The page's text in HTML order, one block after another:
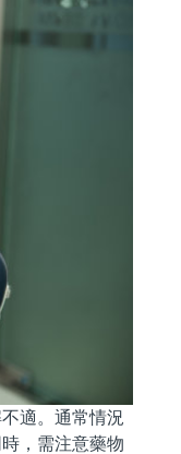
適。通常情況
，需注意藥物